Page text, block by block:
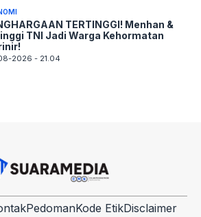
TERTINGGI! Menhan &
TNI Jadi Warga Kehormatan
2026 - 21.04
PedomanKode EtikDisclaimer